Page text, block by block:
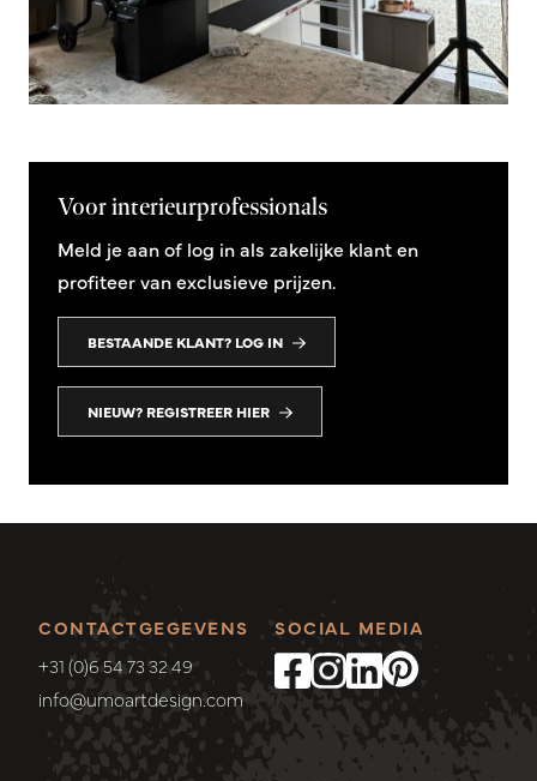
Voor interieurprofessionals
Meld je aan of log in als zakelijke klant en
profiteer van exclusieve prijzen.
BESTAANDE KLANT? LOG IN
NIEUW? REGISTREER HIER
CONTACTGEGEVENS
+31 (0)6 54 73 32 49
info@umoartdesign.com
SOCIAL MEDIA